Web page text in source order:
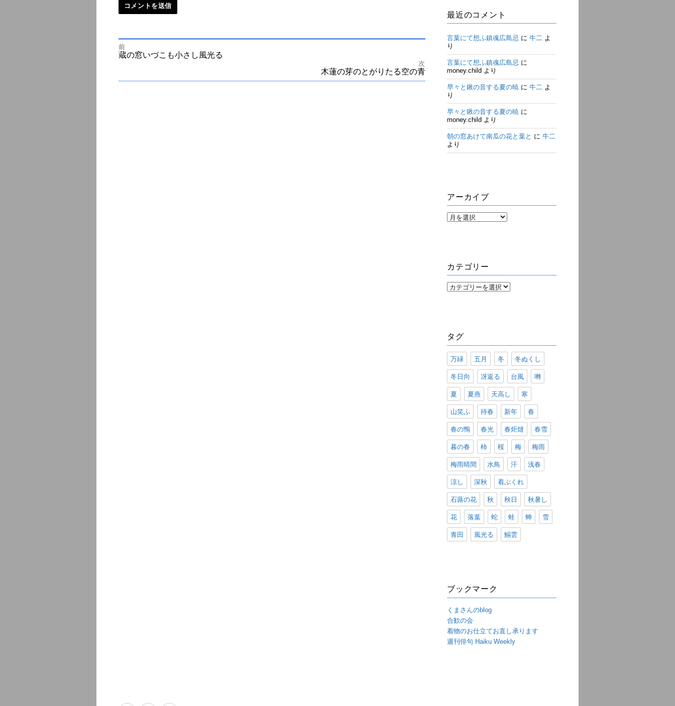
投
前
前
の
蔵の窓いづこも小さし風光る
次
木蓮の芽のとがりたる空の青
最近のコメント
言葉にて想ふ鎮魂広島忌 に牛二 よ
り
言葉にて想ふ鎮魂広島忌 に
money.child より
早々と鍬の音する夏の暁 に牛二 よ
り
早々と鍬の音する夏の暁 に
money.child より
朝の窓あけて南瓜の花と葉と に牛二
より
アーカイブ
ア
カテゴリー
カ
タグ
万緑 五月 冬 冬ぬくし
冬日向 冴返る 台風 囀
夏 夏燕 天高し 寒
山笑ふ 待春 新年 春
春の鴨 春光 春炬燵 春雪
暮の春 柿 桜 梅 梅雨
梅雨晴間 水鳥 汗 浅春
涼し 深秋 着ぶくれ
石蕗の花 秋 秋日 秋暑し
花 落葉 蛇 蛙 蝉 雪
青田 風光る 鰯雲
ブックマーク
くまさんのblog
合歓の会
着物のお仕立てお直し承ります
週刊俳句 Haiku Weekly